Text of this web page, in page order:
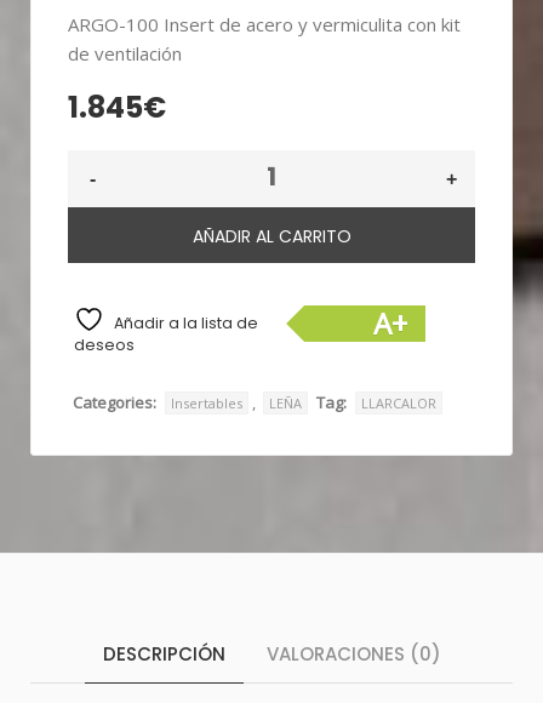
ARGO-100 Insert de acero y vermiculita con kit
de ventilación
1.845€
AÑADIR AL CARRITO
Añadir a la lista de
deseos
A+
Categories: Insertables , LEÑA Tag: LLARCALOR
DESCRIPCIÓN VALORACIONES (0)